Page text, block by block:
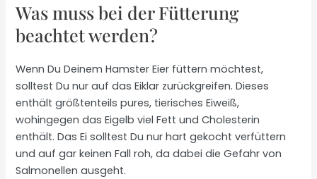
Was muss bei der Fütterung
beachtet werden?
Wenn Du Deinem Hamster Eier füttern möchtest,
solltest Du nur auf das Eiklar zurückgreifen. Dieses
enthält größtenteils pures, tierisches Eiweiß,
wohingegen das Eigelb viel Fett und Cholesterin
enthält. Das Ei solltest Du nur hart gekocht verfüttern
und auf gar keinen Fall roh, da dabei die Gefahr von
Salmonellen ausgeht.